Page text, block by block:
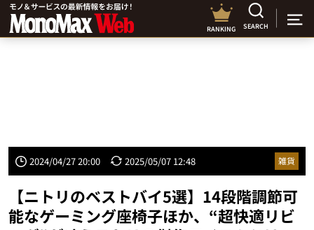
RANKING SEARCH
2024/04/27 20:00 2025/05/07 12:48 雑貨
【ニトリのベストバイ5選】14段階調節可
能なゲーミング座椅子ほか、“超快適リビ